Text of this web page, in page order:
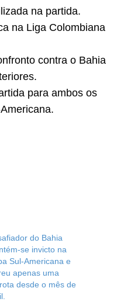
na partida.
na Liga Colombiana
contra o Bahia
para ambos os
do Bahia
se invicto na
Sul-Americana e
apenas uma
desde o mês de